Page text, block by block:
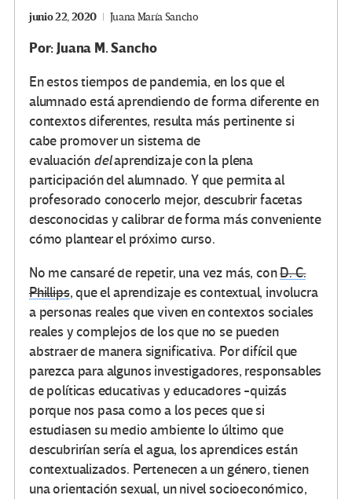
junio 22, 2020 Juana María Sancho
Por: Juana M. Sancho
En estos tiempos de pandemia, en los que el
alumnado está aprendiendo de forma diferente en
contextos diferentes, resulta más pertinente si
cabe promover un sistema de
evaluación delaprendizaje con la plena
participación del alumnado. Y que permita al
profesorado conocerlo mejor, descubrir facetas
desconocidas y calibrar de forma más conveniente
cómo plantear el próximo curso.
No me cansaré de repetir, una vez más, conD. C.
Phillips, que el aprendizaje es contextual, involucra
a personas reales que viven en contextos sociales
reales y complejos de los que no se pueden
abstraer de manera significativa. Por difícil que
parezca para algunos investigadores, responsables
de políticas educativas y educadores -quizás
porque nos pasa como a los peces que si
estudiasen su medio ambiente lo último que
descubrirían sería el agua, los aprendices están
contextualizados. Pertenecen a un género, tienen
una orientación sexual, un nivel socioeconómico,